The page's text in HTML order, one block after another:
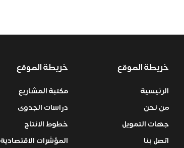
خريطة الموقع
الرئيسية
من نحن
جهات التمويل
اتصل بنا
خريطة الموقع
مكتبة المشاريع
دراسات الجدوى
خطوط الانتاج
المؤشرات الاقتصادية